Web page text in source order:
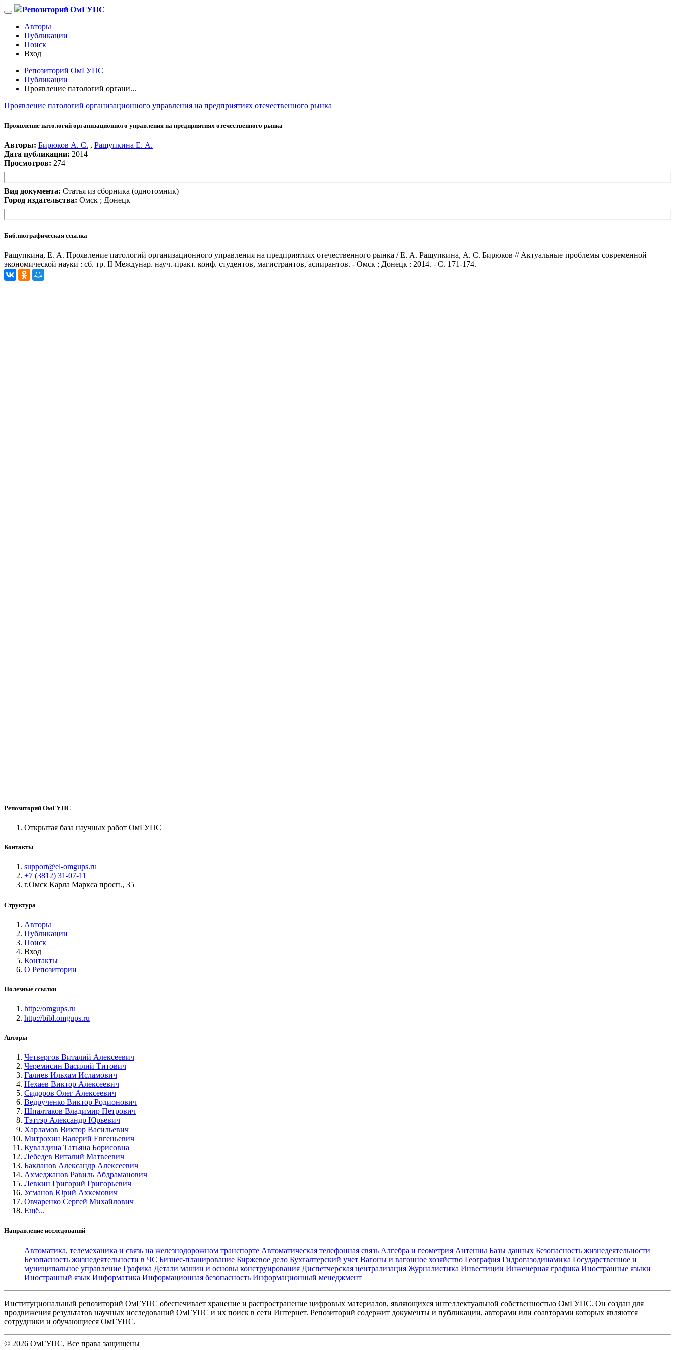
Репозиторий ОмГУПС
Авторы
Публикации
Поиск
Вход
Репозиторий ОмГУПС
Публикации
Проявление патологий органи...
Проявление патологий организационного управления на предприятиях отечественного рынка
Проявление патологий организационного управления на предприятиях отечественного рынка
Авторы: Бирюков А. С. , Ращупкина Е. А.
Дата публикации: 2014
Просмотров: 274
Вид документа: Статья из сборника (однотомник)
Город издательства: Омск ; Донецк
Библиографическая ссылка
Ращупкина, Е. А. Проявление патологий организационного управления на предприятиях отечественного рынка / Е. А. Ращупкина, А. С. Бирюков // Актуальные проблемы современной
экономической науки : сб. тр. II Междунар. науч.-практ. конф. студентов, магистрантов, аспирантов. - Омск ; Донецк : 2014. - С. 171-174.
Репозиторий ОмГУПС
Открытая база научных работ ОмГУПС
Контакты
support@el-omgups.ru
+7 (3812) 31-07-11
г.Омск Карла Маркса просп., 35
Структура
Авторы
Публикации
Поиск
Вход
Контакты
О Репозитории
Полезные ссылки
http://omgups.ru
http://bibl.omgups.ru
Авторы
Четвергов Виталий Алексеевич
Черемисин Василий Титович
Галиев Ильхам Исламович
Нехаев Виктор Алексеевич
Сидоров Олег Алексеевич
Ведрученко Виктор Родионович
Шпалтаков Владимир Петрович
Тэттэр Александр Юрьевич
Харламов Виктор Васильевич
Митрохин Валерий Евгеньевич
Кувалдина Татьяна Борисовна
Лебедев Виталий Матвеевич
Бакланов Александр Алексеевич
Ахмеджанов Равиль Абдраманович
Левкин Григорий Григорьевич
Усманов Юрий Ахкемович
Овчаренко Сергей Михайлович
Ещё...
Направление исследований
Автоматика, телемеханика и связь на железнодорожном транспорте Автоматическая телефонная связь Алгебра и геометрия Антенны Базы данных Безопасность жизнедеятельности
Безопасность жизнедеятельности в ЧС Бизнес-планирование Биржевое дело Бухгалтерский учет Вагоны и вагонное хозяйство География Гидрогазодинамика Государственное и
муниципальное управление Графика Детали машин и основы конструирования Диспетчерская централизация Журналистика Инвестиции Инженерная графика Иностранные языки
Иностранный язык Информатика Информационная безопасность Информационный менеджмент
Институциональный репозиторий ОмГУПС обеспечивает хранение и распространение цифровых материалов, являющихся интеллектуальной собственностью ОмГУПС. Он создан для
продвижения результатов научных исследований ОмГУПС и их поиск в сети Интернет. Репозиторий содержит документы и публикации, авторами или соавторами которых являются
сотрудники и обучающиеся ОмГУПС.
© 2026 ОмГУПС, Все права защищены